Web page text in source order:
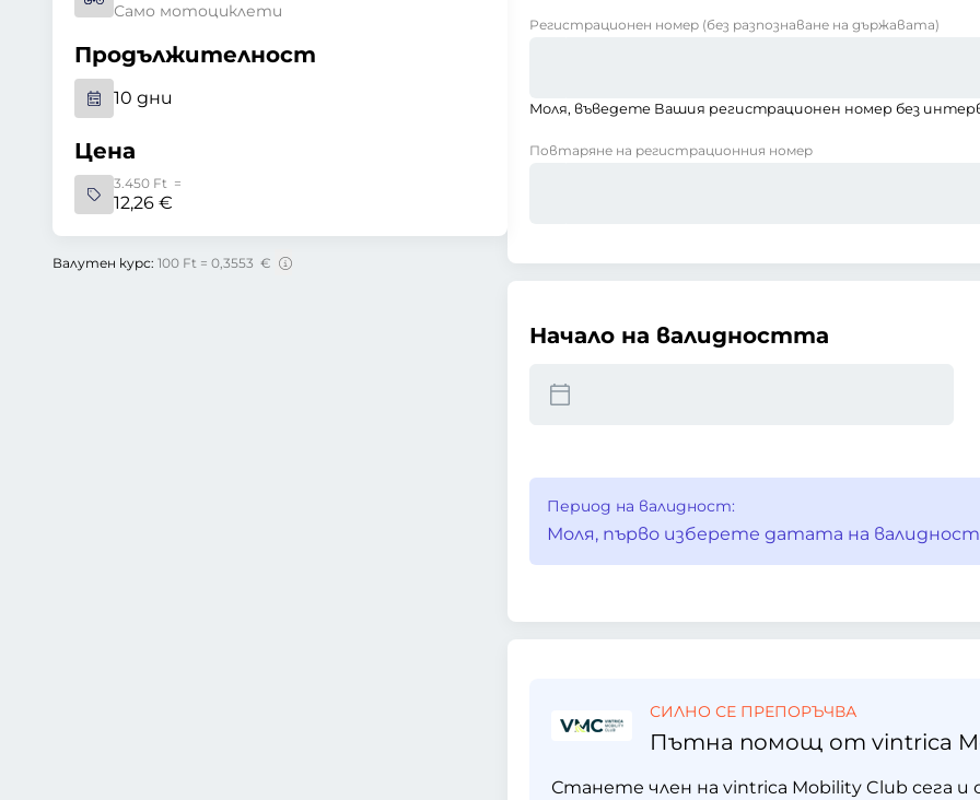
Само мотоциклети
Продължителност
10 дни
Цена
3.450 Ft =
12,26 €
Валутен курс: 100 Ft = 0,3553 €
Регистрационен номер (без разпознаване на държавата)
Моля, въведете Вашия регистрационен номер без
Повтаряне на регистрационния номер
Начало на валидността
Период на валидност:
Моля, първо изберете датата на
СИЛНО СЕ ПРЕПОРЪЧВА
Пътна помощ от vintrica
Станете член на vintrica Mobility Club сега